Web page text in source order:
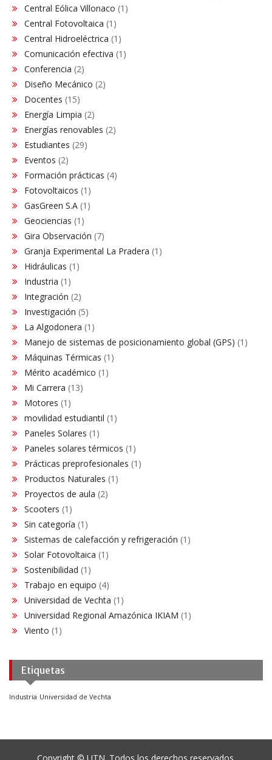
Central Eólica Villonaco (1)
Central Fotovoltaica (1)
Central Hidroeléctrica (1)
Comunicación efectiva (1)
Conferencia (2)
Diseño Mecánico (2)
Docentes (15)
Energía Limpia (2)
Energías renovables (2)
Estudiantes (29)
Eventos (2)
Formación prácticas (4)
Fotovoltaicos (1)
GasGreen S.A (1)
Geociencias (1)
Gira Observación (7)
Granja Experimental La Pradera (1)
Hidráulicas (1)
Industria (1)
Integración (2)
Investigación (5)
La Algodonera (1)
Manejo de sistemas de posicionamiento global (GPS) (1)
Máquinas Térmicas (1)
Mérito académico (1)
Mi Carrera (13)
Motores (1)
movilidad estudiantil (1)
Paneles Solares (1)
Paneles solares térmicos (1)
Prácticas preprofesionales (1)
Productos Naturales (1)
Proyectos de aula (2)
Scooters (1)
Sin categoría (1)
Sistemas de calefacción y refrigeración (1)
Solar Fotovoltaica (1)
Sostenibilidad (1)
Trabajo en equipo (4)
Universidad de Vechta (1)
Universidad Regional Amazónica IKIAM (1)
Viento (1)
Etiquetas
Industria Universidad de Vechta